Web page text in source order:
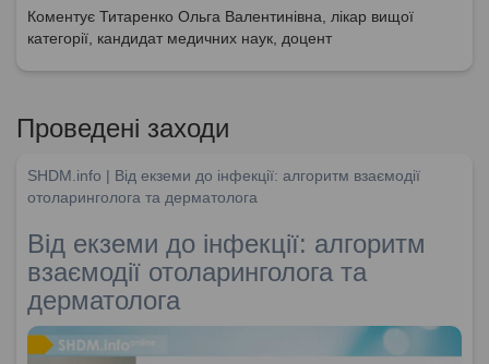
Коментує Титаренко Ольга Валентинівна, лікар вищої
категорії, кандидат медичних наук, доцент
Проведені заходи
SHDM.info | Від екземи до інфекції: алгоритм взаємодії
отоларинголога та дерматолога
Від екземи до інфекції: алгоритм
взаємодії отоларинголога та
дерматолога